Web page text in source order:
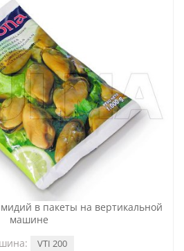
в пакеты на вертикальной
машине
VTI 200